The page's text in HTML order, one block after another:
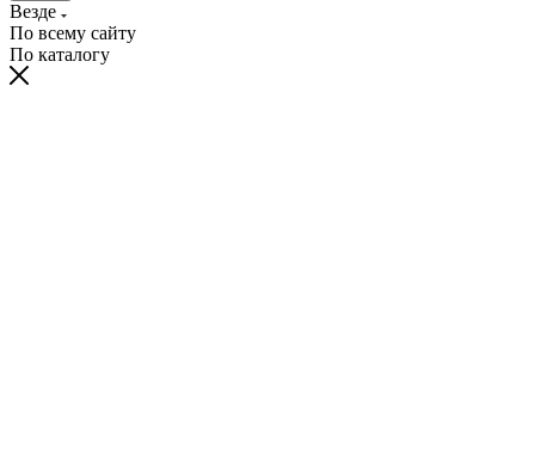
Везде
По всему сайту
По каталогу